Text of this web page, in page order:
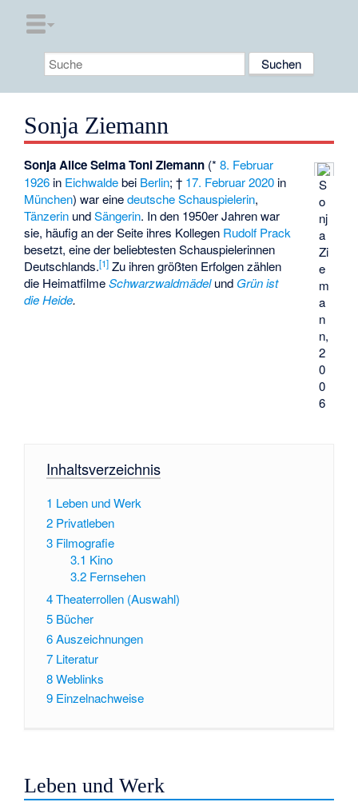
Sonja Ziemann
S
o
nj
a
Zi
e
m
a
n
n,
2
0
0
6
Sonja Alice Selma Toni Ziemann (*8. Februar
1926 in Eichwaldebei Berlin; † 17. Februar 2020 in
München) war einedeutsche Schauspielerin,
Tänzerin undSängerin. In den 1950er Jahren war
sie, häufig an der Seite ihres Kollegen Rudolf Prack
besetzt, eine der beliebtesten Schauspielerinnen
Deutschlands.[1] Zu ihren größten Erfolgen zählen
die HeimatfilmeSchwarzwaldmädelund Grün ist
die Heide.
Inhaltsverzeichnis
1 Leben und Werk
2 Privatleben
3 Filmografie
3.1 Kino
3.2 Fernsehen
4Theaterrollen (Auswahl)
5 Bücher
6Auszeichnungen
7 Literatur
8Weblinks
9 Einzelnachweise
Leben und Werk